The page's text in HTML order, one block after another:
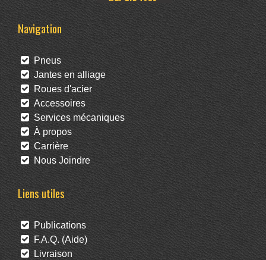
Navigation
Pneus
Jantes en alliage
Roues d'acier
Accessoires
Services mécaniques
À propos
Carrière
Nous Joindre
Liens utiles
Publications
F.A.Q. (Aide)
Livraison